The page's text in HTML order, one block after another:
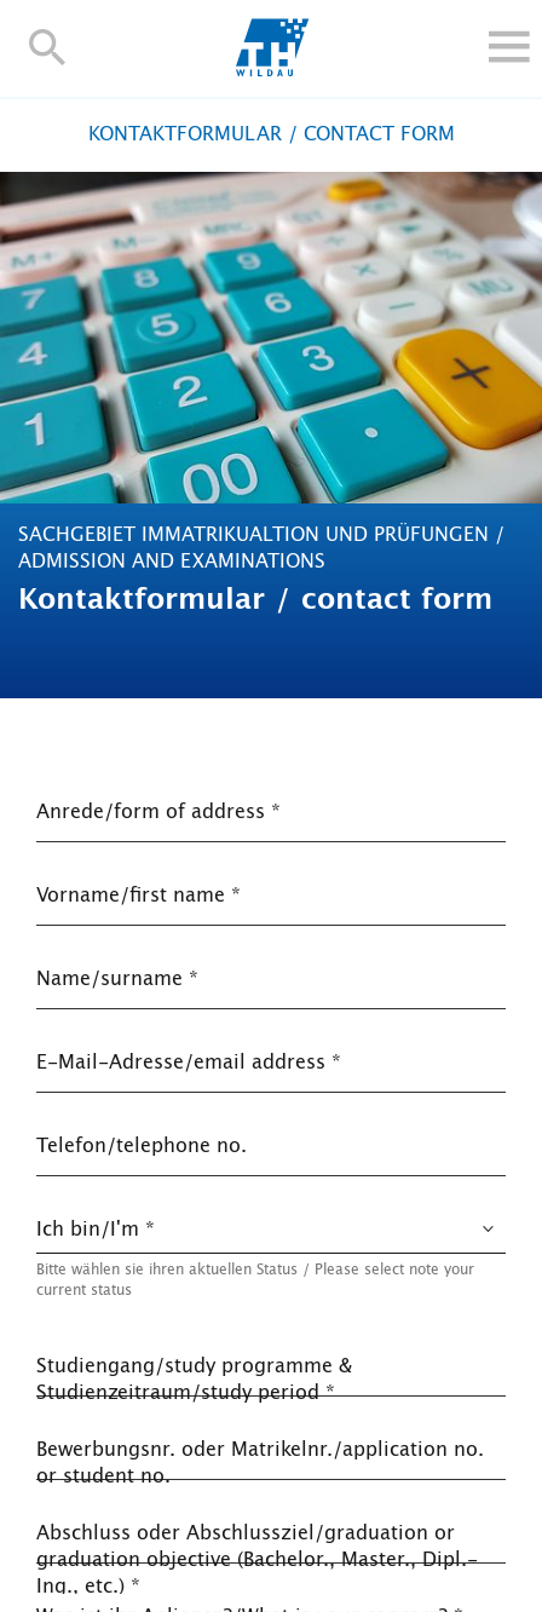
TH-
FORSCHUNG UND TRANSFER
ALUMNI
HOCHSCHULE
INTERNATIONAL
BESCHÄFTIGTE
Blogs Kontakt und Anfahrt Webmail Moodle
TH Online-Portal Personensuche English
KONTAKTFORMULAR / CONTACT FORM
SACHGEBIET IMMATRIKUALTION UND PRÜFUNGEN /
ADMISSION AND EXAMINATIONS
Kontaktformular / contact form
Anrede/form of address *
Vorname/first name *
Name/surname *
E-Mail-Adresse/email address *
Telefon/telephone no.
Ich bin/I'm *
Bitte wählen sie ihren aktuellen Status / Please select note your
current status
Studiengang/study programme &
Studienzeitraum/study period*
Bewerbungsnr. oder Matrikelnr./application no.
or student no.
Abschluss oder Abschlussziel/graduation or
graduation objective (Bachelor., Master., Dipl.-
Ing., etc.) *